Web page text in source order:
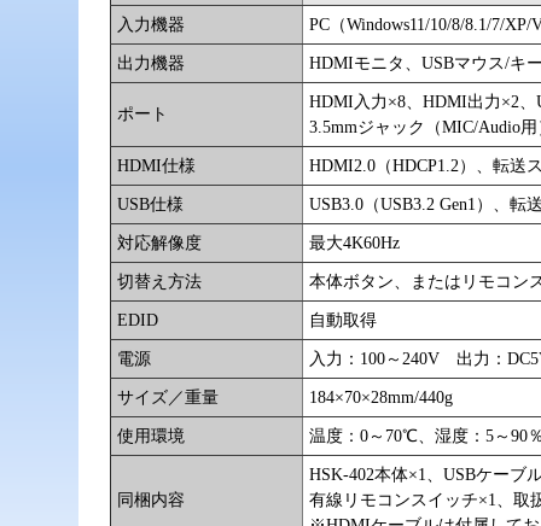
入力機器 PC（Windows11/10/8/8.1/7/XP/
出力機器 HDMIモニタ、USBマウス/キ
ポート
HDMI入力×8、HDMI出力×2、
3.5mmジャック（MIC/Audio
HDMI仕様 HDMI2.0（HDCP1.2）、転送
USB仕様 USB3.0（USB3.2 Gen1）、転
対応解像度 最大4K60Hz
切替え方法 本体ボタン、またはリモコン
EDID 自動取得
電源 入力：100～240V 出力：
サイズ／重量 184×70×28mm/440g
使用環境 温度：0～70℃、湿度：5～90
同梱内容
HSK-402本体×1、USBケーブ
有線リモコンスイッチ×1、取